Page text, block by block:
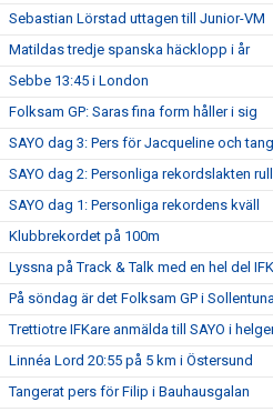
Sebastian Lörstad uttagen till Junior-VM
Matildas tredje spanska häcklopp i år
Sebbe 13:45 i London
Folksam GP: Saras fina form håller i sig
SAYO dag 3: Pers för Jacqueline och
SAYO dag 2: Personliga rekordslakten
SAYO dag 1: Personliga rekordens kväll
Klubbrekordet på 100m
Lyssna på Track & Talk med en hel del
På söndag är det Folksam GP i Sollentuna
Trettiotre IFKare anmälda till SAYO i
Linnéa Lord 20:55 på 5 km i Östersund
Tangerat pers för Filip i Bauhausgalan